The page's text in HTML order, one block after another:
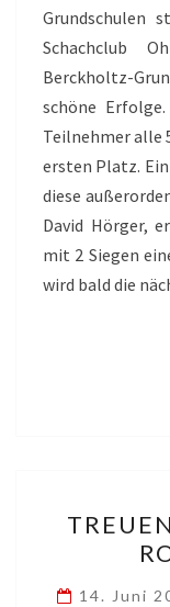
Grundschulen
Schachclub
Berckholtz-
schöne
Teilnehmer alle
ersten Platz.
diese
David Hörger,
mit 2 Siegen
wird bald die
14. Juni